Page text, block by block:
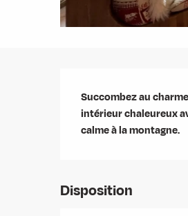
Description
Succombez au
intérieur chaleureux
calme à la montagne.
Disposition